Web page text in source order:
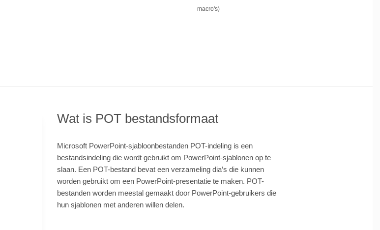
macro's)
Wat is POT bestandsformaat
Microsoft PowerPoint-sjabloonbestanden POT-indeling is een
bestandsindeling die wordt gebruikt om PowerPoint-sjablonen op te
slaan. Een POT-bestand bevat een verzameling dia’s die kunnen
worden gebruikt om een PowerPoint-presentatie te maken. POT-
bestanden worden meestal gemaakt door PowerPoint-gebruikers die
hun sjablonen met anderen willen delen.